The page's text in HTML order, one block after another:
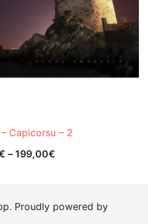
Capicorsu – 2
– 199,00€
Proudly powered by